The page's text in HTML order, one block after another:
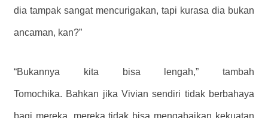
dia tampak sangat mencurigakan, tapi kurasa dia bukan
ancaman, kan?”
“Bukannya kita bisa lengah,” tambah
Tomochika. Bahkan jika Vivian sendiri tidak berbahaya
bagi mereka, mereka tidak bisa mengabaikan kekuatan